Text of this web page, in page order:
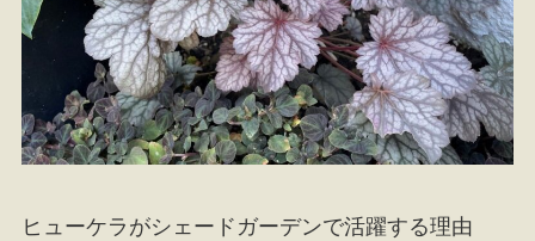
ヒューケラがシェードガーデンで活躍する理由